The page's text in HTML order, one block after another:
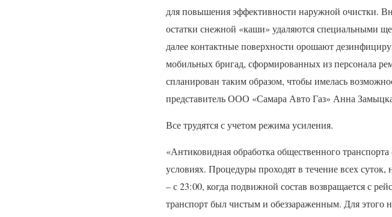
для повышения эффективности наружной очистки.
остатки снежной «каши» удаляются специальными
далее контактные поверхности орошают
мобильных бригад, сформированных из персонала
спланирован таким образом, чтобы имелась
представительООО «Самара Авто Газ» Анна
Все трудятся с учетом режима усиления.
«Антиковидная обработка общественного
условиях. Процедуры проходят в течение всех
– с 23:00, когда подвижной состав возвращается с
транспорт был чистым и обеззараженным. Для этого